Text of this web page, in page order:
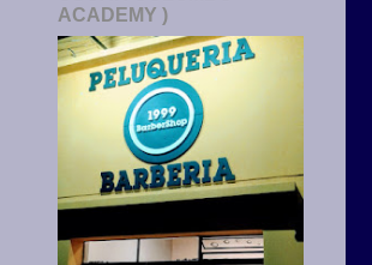
ACADEMY )